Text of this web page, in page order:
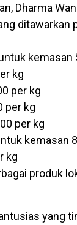
Dharma
ditawarkan
kemasan
kg
per kg
per kg
per kg
kemasan
kg
produk
yang